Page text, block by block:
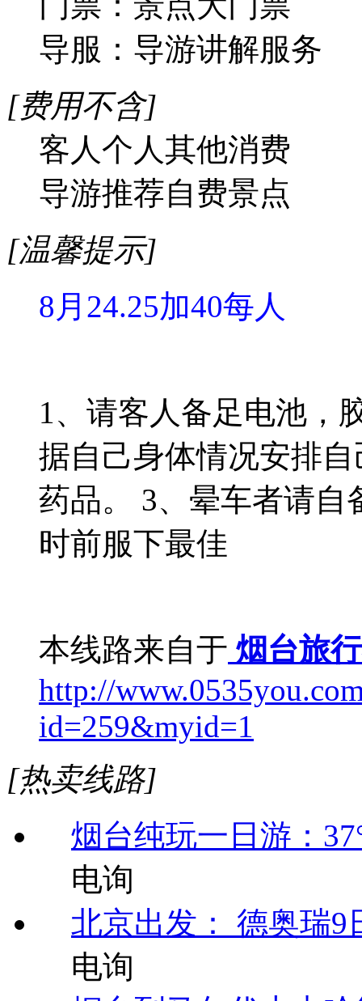
导服：导游讲解服务
[费用不含]
客人个人其他消费
导游推荐自费景点
[温馨提示]
8月24.25加40每人
1、请客人备足电池，
据自己身体情况安排
药品。 3、晕车者请自
时前服下最佳
本线路来自于 烟台旅
http://
id=259&myid=1
[热卖线路]
烟台纯玩一日游：
电询
北京出发： 德奥瑞9
电询